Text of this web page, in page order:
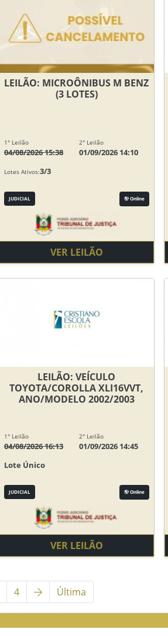
LEILÃO: MICROÔNIBUS M BENZ
(3 LOTES)
1° Leilão
04/08/2026 15:38
2° Leilão
01/09/2026 14:10
Lotes Ativos:3/3
JUDICIAL Online
VER LEILÃO
LEILÃO: VEÍCULO
TOYOTA/COROLLA XLI16VVT,
ANO/MODELO 2002/2003
1° Leilão
04/08/2026 16:13
2° Leilão
01/09/2026 14:45
Lote Único
JUDICIAL Online
VER LEILÃO
4 Próxima
Última